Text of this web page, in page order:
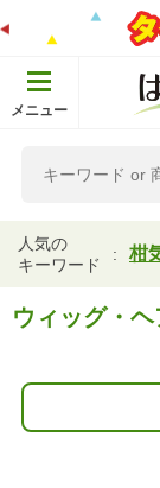
メニュー
人気の
キーワード
柑
ウィッグ・ヘ